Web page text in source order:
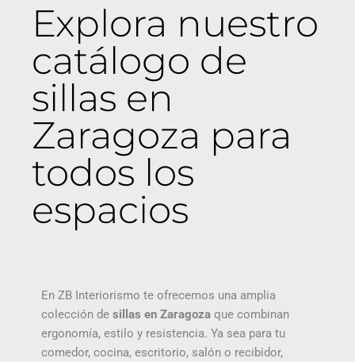
Explora nuestro
catálogo de
sillas en
Zaragoza para
todos los
espacios
En ZB Interiorismo te ofrecemos una amplia
colección de sillas en Zaragoza que combinan
ergonomía, estilo y resistencia. Ya sea para tu
comedor, cocina, escritorio, salón o recibidor,